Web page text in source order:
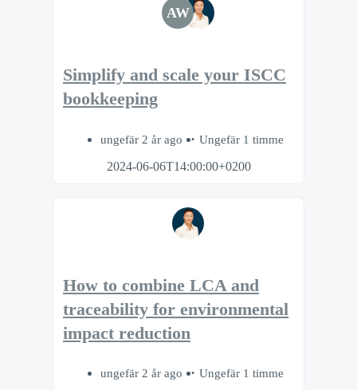
AW
Simplify and scale your ISCC
bookkeeping
ungefär 2 år ago
Ungefär 1 timme
2024-06-06T14:00:00+0200
How to combine LCA and
traceability for environmental
impact reduction
ungefär 2 år ago
Ungefär 1 timme